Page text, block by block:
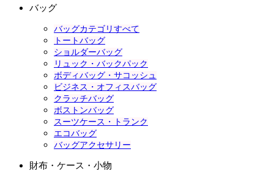
バッグ
バッグカテゴリすべて
トートバッグ
ショルダーバッグ
リュック・バックパック
ボディバッグ・サコッシュ
ビジネス・オフィスバッグ
クラッチバッグ
ボストンバッグ
スーツケース・トランク
エコバッグ
バッグアクセサリー
財布・ケース・小物